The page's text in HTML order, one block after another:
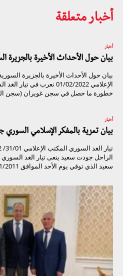
أخبار متعلقة
أخبار
بيان حول الأحداث الأخيرة بالجزيرة
بيان حول الأحداث الأخيرة بالجزيرة
الإعلامي 01/02/2022 نعرب
خطورة ما حصل في سجن غويران (سجن
أخبار
بيان تعزية بالمفكر الإسلامي
الراحل جودت سعيد ينعى تيار الغد
سعيد الذي توفي يوم الأحد الموافق 30/01/2011...